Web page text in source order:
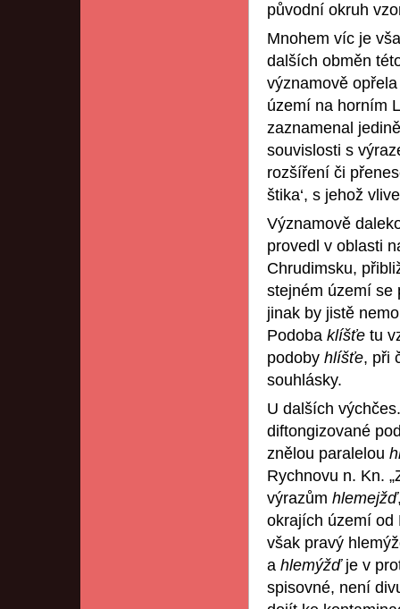
původní okruh
Mnohem víc je
dalších obměn
významově
území na horním
zaznamenal
souvislosti s
rozšíření či
štika‘, s jehož
Významově
provedl v oblasti
Chrudimsku,
stejném území se
jinak by jistě
Podoba klíšťe tu
podoby hlíšťe, při
souhlásky.
U dalších
diftongizované
znělou paralelou
Rychnovu n. Kn.
výrazům hlemejžď
okrajích území od
však pravý
a hlemýžď je v
spisovné, není